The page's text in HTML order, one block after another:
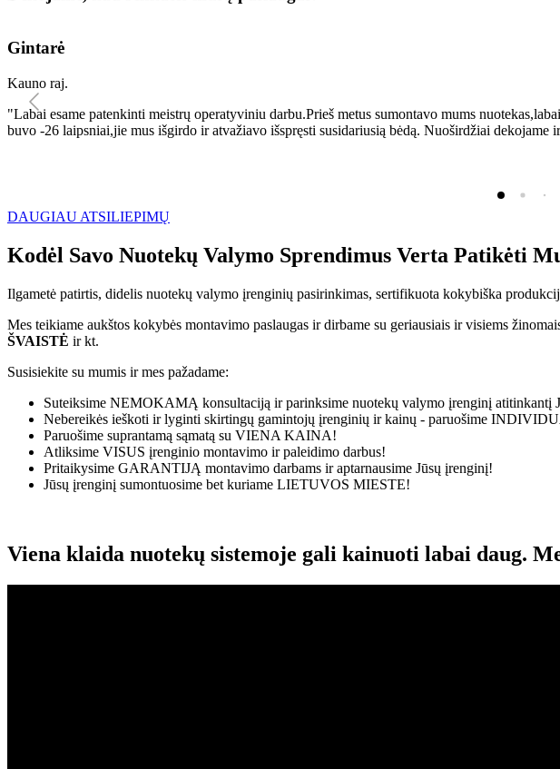
Gintarė
Kauno raj.
"Labai esame patenkinti meistrų operatyviniu darbu.Prieš metus sumontavo mums
buvo -26 laipsniai,jie mus išgirdo ir atvažiavo išspręsti susidariusią bėdą. Nuoširdžiai
DAUGIAU ATSILIEPIMŲ
Kodėl Savo Nuotekų Valymo Sprendimus Verta Patikėti
Ilgametė patirtis, didelis nuotekų valymo įrenginių pasirinkimas, sertifikuota kokybiška
Mes teikiame aukštos kokybės montavimo paslaugas ir dirbame su geriausiais ir visiems
ŠVAISTĖ ir kt.
Susisiekite su mumis ir mes pažadame:
Suteiksime NEMOKAMĄ konsultaciją ir parinksime nuotekų valymo įrenginį atitinkantį
Nebereikės ieškoti ir lyginti skirtingų gamintojų įrenginių ir kainų - paruošime
Paruošime suprantamą sąmatą su VIENA KAINA!
Atliksime VISUS įrenginio montavimo ir paleidimo darbus!
Pritaikysime GARANTIJĄ montavimo darbams ir aptarnausime Jūsų įrenginį!
Jūsų įrenginį sumontuosime bet kuriame LIETUVOS MIESTE!
Viena klaida nuotekų sistemoje gali kainuoti labai daug.